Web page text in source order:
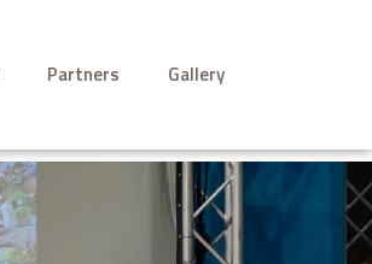
Partners Gallery